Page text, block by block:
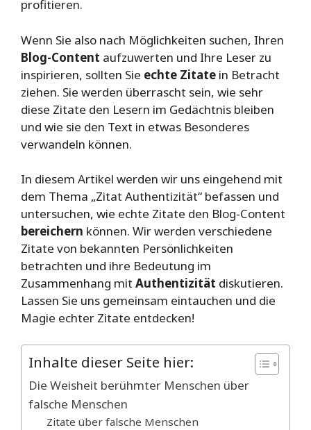
profitieren.
Wenn Sie also nach Möglichkeiten suchen, Ihren
Blog-Content aufzuwerten und Ihre Leser zu
inspirieren, sollten Sie echte Zitate in Betracht
ziehen. Sie werden überrascht sein, wie sehr
diese Zitate den Lesern im Gedächtnis bleiben
und wie sie den Text in etwas Besonderes
verwandeln können.
In diesem Artikel werden wir uns eingehend mit
dem Thema „Zitat Authentizität“ befassen und
untersuchen, wie echte Zitate den Blog-Content
bereichern können. Wir werden verschiedene
Zitate von bekannten Persönlichkeiten
betrachten und ihre Bedeutung im
Zusammenhang mit Authentizität diskutieren.
Lassen Sie uns gemeinsam eintauchen und die
Magie echter Zitate entdecken!
Inhalte dieser Seite hier:
Die Weisheit berühmter Menschen über
falsche Menschen
Zitate über falsche Menschen